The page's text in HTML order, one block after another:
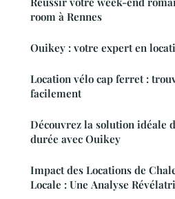
room à Rennes
Ouikey : votre expert en
Location vélo cap ferret :
facilement
Découvrez la solution idéale
durée avec Ouikey
Impact des Locations de
Locale : Une Analyse